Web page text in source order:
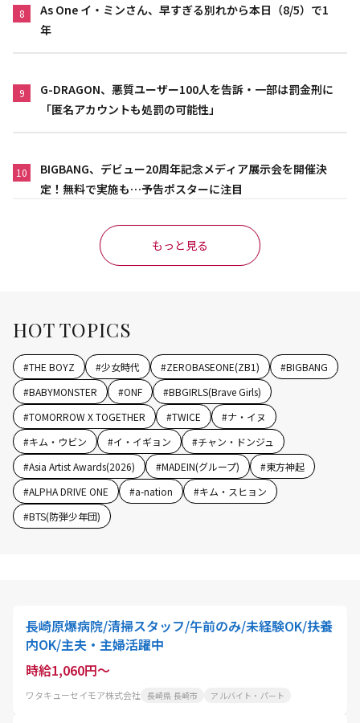
8
As One イ・ミンさん、早すぎる別れから本日（8/5）で1
年
9
G-DRAGON、悪質ユーザー100人を告訴・一部は罰金刑に
「匿名アカウントも処罰の可能性」
10
BIGBANG、デビュー20周年記念メディア展示会を開催決
定！無料で実施も…予告ポスターに注目
もっと見る
HOT TOPICS
#THE BOYZ #少女時代 #ZEROBASEONE(ZB1) #BIGBANG
#BABYMONSTER #ONF #BBGIRLS(Brave Girls)
#TOMORROW X TOGETHER #TWICE #ナ・イヌ
#キム・ウビン #イ・イギョン #チャン・ドンジュ
#Asia Artist Awards(2026) #MADEIN(グループ) #東方神起
#ALPHA DRIVE ONE #a-nation #キム・スヒョン
#BTS(防弾少年団)
長崎原爆病院/清掃スタッフ/午前のみ/未経験OK/扶養
内OK/主夫・主婦活躍中
時給1,060円～
ワタキューセイモア株式会社 長崎県 長崎市 アルバイト・パート